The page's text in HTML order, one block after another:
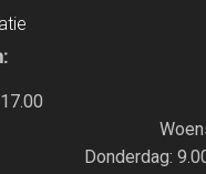
9.00-17.00